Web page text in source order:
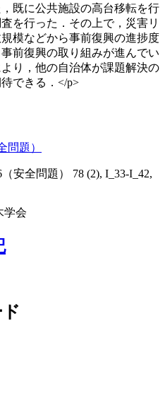
既に公共施設の高台移転を行
を行った．その上で，災害リ
模などから事前復興の進捗度
前復興の取り組みが進んでい
り，他の自治体が課題解決の
できる．</p>
問題）
安全問題） 78 (2), I_33-I_42,
学会